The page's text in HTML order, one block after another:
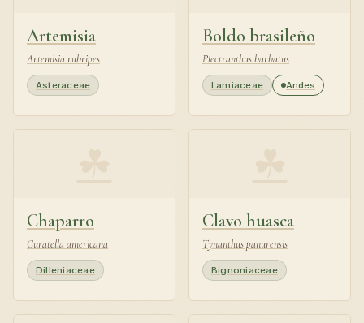
Artemisia
Artemisia rubripes
Asteraceae
Boldo brasileño
Plectranthus barbatus
Lamiaceae Andes
Chaparro
Curatella americana
Dilleniaceae
Clavo huasca
Tynanthus panurensis
Bignoniaceae